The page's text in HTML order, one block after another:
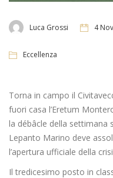
Luca Grossi 4
Eccellenza
Torna in campo il
fuori casa l’Eretum
la débâcle della settimana
Lepanto Marino deve
l’apertura ufficiale della
Il tredicesimo posto in